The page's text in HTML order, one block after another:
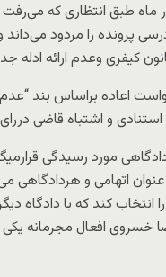
شنبه ۲۵ آذر ماه طبق انتظاری که
اعاده براساس بند
مورد رسیدگی
اتهامی و هردادگاهی
انتخاب کند که با دادگاه
خسروی افعال مجرمانه یکی